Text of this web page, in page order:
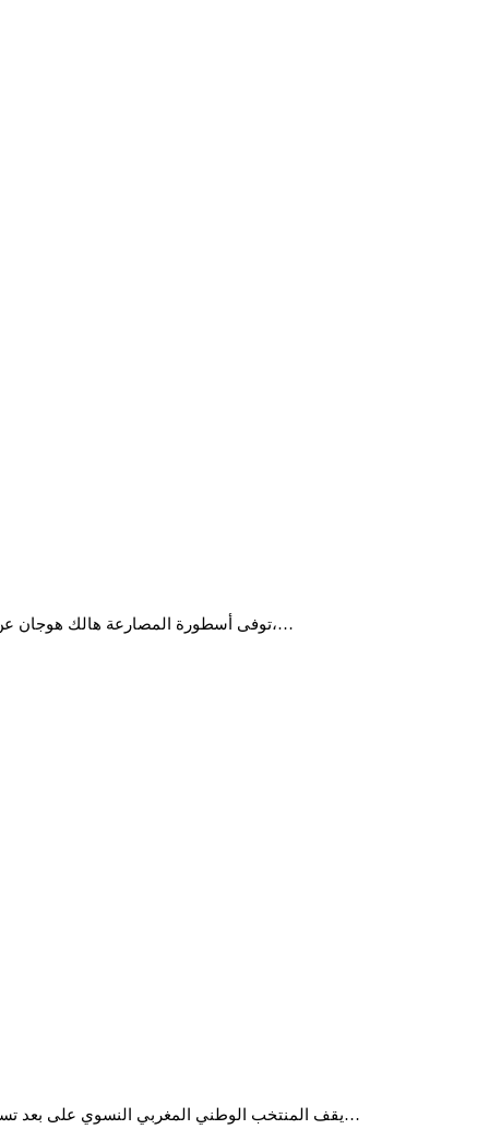
توفى أسطورة المصارعة هالك هوجان عن عمر ناهز 71 عاما بعد إصابته بأزمة قلبية فى منزله، عقب دخوله المستشفى قبل أسابيع قليلة. وأكدت شبكة فوكس نيوز أنه تم العثور على هوجان،…
يقف المنتخب الوطني المغربي النسوي على بعد تسعين دقيقة فقط من إنجاز تاريخي قد يخلده الزمن، عندما يواجه منتخب نيجيريا غدا السبت على أرضية الملعب الأولمبي بالرباط في نهائي كأس أمم…